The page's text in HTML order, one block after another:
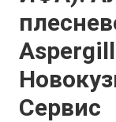
Сервис